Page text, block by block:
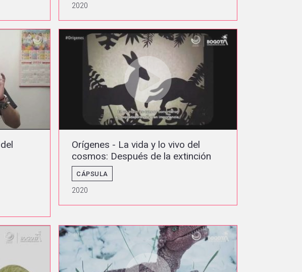
2020
Orígenes - La vida y lo vivo del
cosmos: Después de la extinción
CÁPSULA
2020